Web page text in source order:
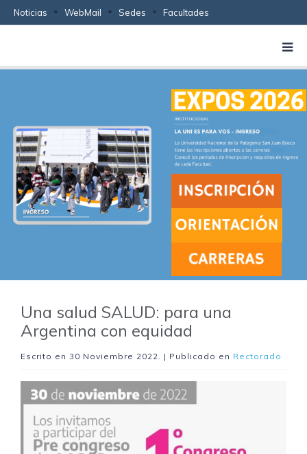
Noticias WebMail Sedes Facultades
Una salud SALUD: para una
Argentina con equidad
Escrito en 30 Noviembre 2022. | Publicado en Rectorado